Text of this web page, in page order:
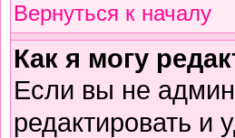
Вернуться к началу
Как я могу
Если вы не
редактировать и